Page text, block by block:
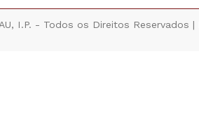
I.P. - Todos os Direitos Reservados |